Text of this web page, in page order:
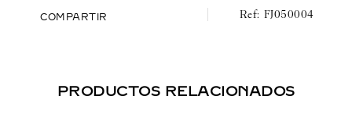
COMPARTIR FJ050004
PRODUCTOS RELACIONADOS